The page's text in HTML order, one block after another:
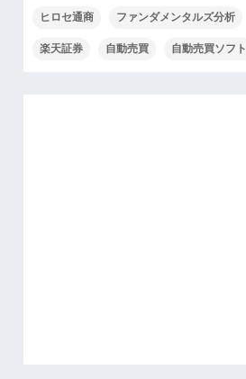
ヒロセ通商 ファンダメンタルズ分析
楽天証券 自動売買 自動売買ソフト